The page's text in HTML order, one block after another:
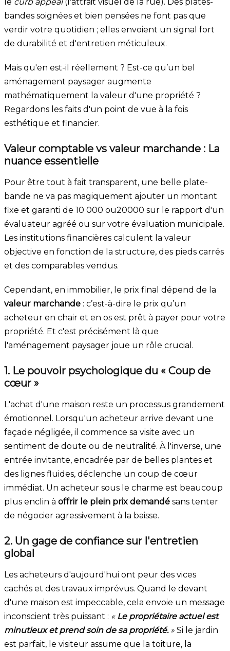
bandes soignées et bien pensées ne font pas que
verdir votre quotidien ; elles envoient un signal fort
de durabilité et d'entretien méticuleux.
Mais qu'en est-il réellement ? Est-ce qu’un bel
aménagement paysager augmente
mathématiquement la valeur d'une propriété ?
Regardons les faits d'un point de vue à la fois
esthétique et financier.
Valeur comptable vs valeur marchande : La
nuance essentielle
Pour être tout à fait transparent, une belle plate-
bande ne va pas magiquement ajouter un montant
fixe et garanti de 10 000 ou20000 sur le rapport d'un
évaluateur agréé ou sur votre évaluation municipale.
Les institutions financières calculent la valeur
objective en fonction de la structure, des pieds carrés
et des comparables vendus.
Cependant, en immobilier, le prix final dépend de la
valeur marchande : c’est-à-dire le prix qu’un
acheteur en chair et en os est prêt à payer pour votre
propriété. Et c'est précisément là que
l'aménagement paysager joue un rôle crucial.
1. Le pouvoir psychologique du « Coup de
cœur »
L'achat d'une maison reste un processus grandement
émotionnel. Lorsqu'un acheteur arrive devant une
façade négligée, il commence sa visite avec un
sentiment de doute ou de neutralité. À l'inverse, une
entrée invitante, encadrée par de belles plantes et
des lignes fluides, déclenche un coup de cœur
immédiat. Un acheteur sous le charme est beaucoup
plus enclin à offrir le plein prix demandé sans tenter
de négocier agressivement à la baisse.
2. Un gage de confiance sur l'entretien
global
Les acheteurs d'aujourd'hui ont peur des vices
cachés et des travaux imprévus. Quand le devant
d'une maison est impeccable, cela envoie un message
inconscient très puissant : « Le propriétaire actuel est
minutieux et prend soin de sa propriété.» Si le jardin
est parfait, le visiteur assume que la toiture, la